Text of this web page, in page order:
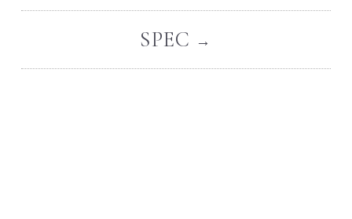
SPEC